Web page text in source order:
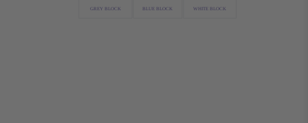
GREY BLOCK BLUE BLOCK WHITE BLOCK